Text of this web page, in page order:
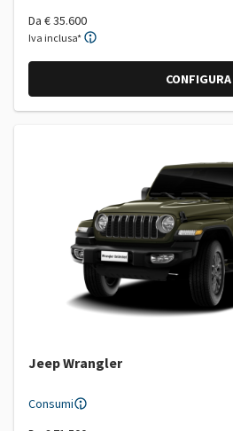
Da € 35.600
Iva inclusa*
CONFIGURA
Jeep Wrangler
Consumi